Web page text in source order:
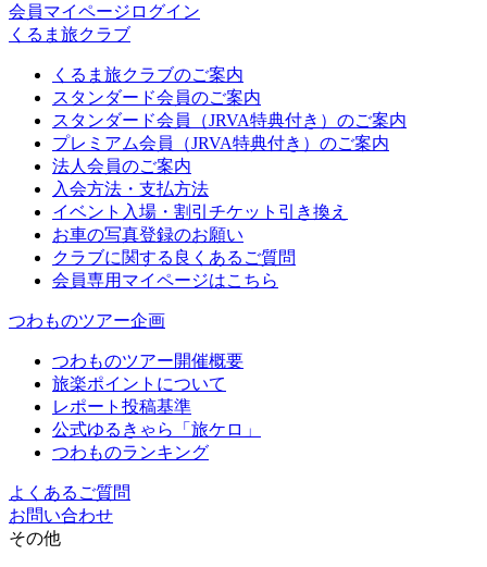
会員マイページログイン
くるま旅クラブ
くるま旅クラブのご案内
スタンダード会員のご案内
スタンダード会員（JRVA特典付き）のご案内
プレミアム会員（JRVA特典付き）のご案内
法人会員のご案内
入会方法・支払方法
イベント入場・割引チケット引き換え
お車の写真登録のお願い
クラブに関する良くあるご質問
会員専用マイページはこちら
つわものツアー企画
つわものツアー開催概要
旅楽ポイントについて
レポート投稿基準
公式ゆるきゃら「旅ケロ」
つわものランキング
よくあるご質問
お問い合わせ
その他